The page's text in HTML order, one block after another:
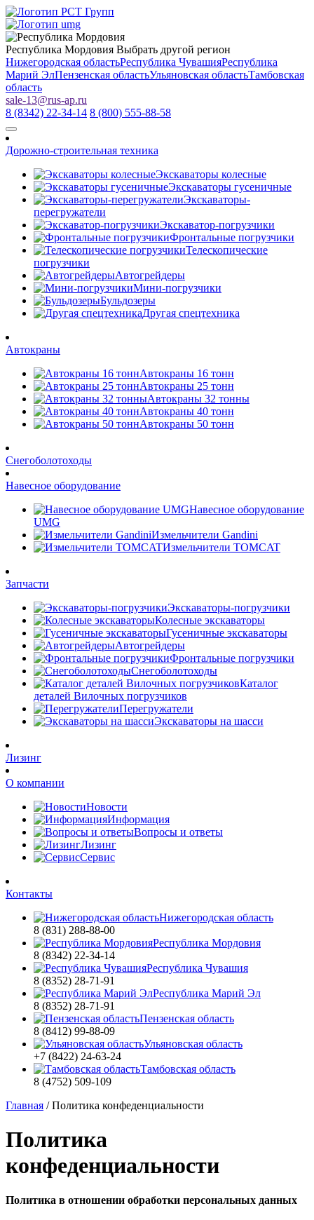
Республика Мордовия Выбрать другой регион
Нижегородская областьРеспублика ЧувашияРеспублика
Марий ЭлПензенская областьУльяновская областьТамбовская
область
sale-13@rus-ap.ru
8 (8342) 22-34-14 8 (800) 555-88-58
Дорожно-строительная техника
Экскаваторы колесные
Экскаваторы гусеничные
Экскаваторы-
перегружатели
Экскаватор-погрузчики
Фронтальные погрузчики
Телескопические
погрузчики
Автогрейдеры
Мини-погрузчики
Бульдозеры
Другая спецтехника
Автокраны
Автокраны 16 тонн
Автокраны 25 тонн
Автокраны 32 тонны
Автокраны 40 тонн
Автокраны 50 тонн
Снегоболотоходы
Навесное оборудование
Навесное оборудование
UMG
Измельчители Gandini
Измельчители TOMCAT
Запчасти
Экскаваторы-погрузчики
Колесные экскаваторы
Гусеничные экскаваторы
Автогрейдеры
Фронтальные погрузчики
Снегоболотоходы
Каталог
деталей Вилочных погрузчиков
Перегружатели
Экскаваторы на шасси
Лизинг
О компании
Новости
Информация
Вопросы и ответы
Лизинг
Сервис
Контакты
Нижегородская область
8 (831) 288-88-00
Республика Мордовия
8 (8342) 22-34-14
Республика Чувашия
8 (8352) 28-71-91
Республика Марий Эл
8 (8352) 28-71-91
Пензенская область
8 (8412) 99-88-09
Ульяновская область
+7 (8422) 24-63-24
Тамбовская область
8 (4752) 509-109
Главная /Политика конфеденциальности
Политика
конфеденциальности
Политика в отношении обработки персональных данных